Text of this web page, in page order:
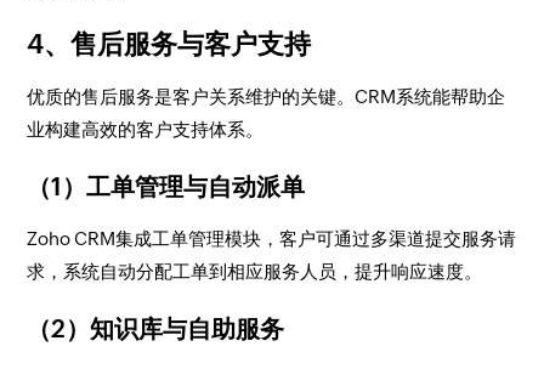
4、售后服务与客户支持
优质的售后服务是客户关系维护的关键。CRM系统能帮助企
业构建高效的客户支持体系。
（1）工单管理与自动派单
Zoho CRM集成工单管理模块，客户可通过多渠道提交服务请
求，系统自动分配工单到相应服务人员，提升响应速度。
（2）知识库与自助服务